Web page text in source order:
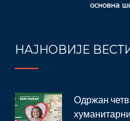
НАЈНОВИЈЕ
Одржан